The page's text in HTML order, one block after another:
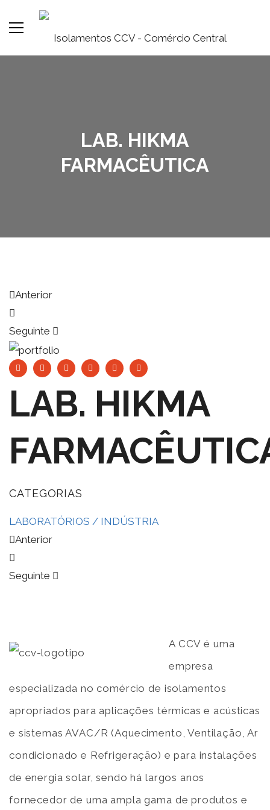
LAB. HIKMA
FARMACÊUTICA
Anterior
Seguinte
LAB. HIKMA
CATEGORIAS
LABORATÓRIOS / INDÚSTRIA
Anterior
Seguinte
A CCV é uma
empresa
especializada no comércio de isolamentos
apropriados para aplicações térmicas e acústicas
e sistemas AVAC/R (Aquecimento, Ventilação, Ar
condicionado e Refrigeração) e para instalações
de energia solar, sendo há largos anos
fornecedor de uma ampla gama de produtos e